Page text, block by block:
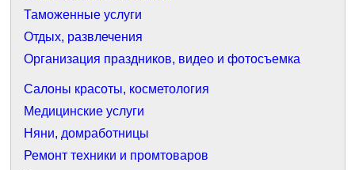
Таможенные услуги
Отдых, развлечения
Организация праздников, видео и фотосъемка
Салоны красоты, косметология
Медицинские услуги
Няни, домработницы
Ремонт техники и промтоваров